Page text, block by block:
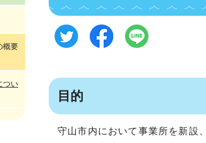
目的
守山市内において事業所を新設
概要
つい